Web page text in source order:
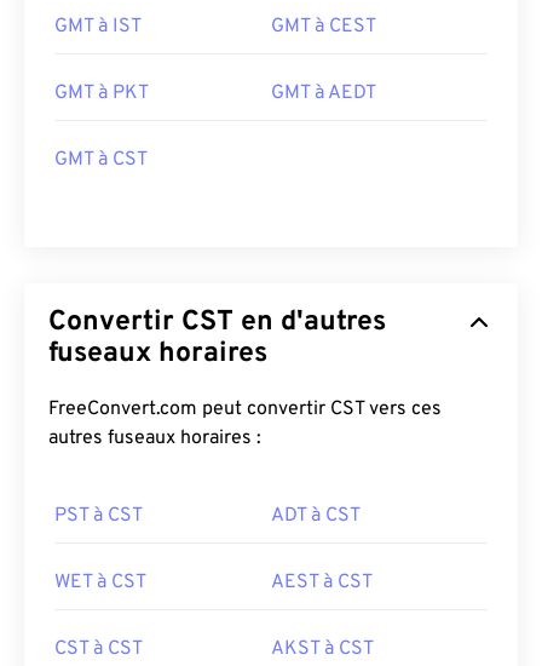
GMT à IST GMT à CEST
GMT à PKT GMT à AEDT
GMT à CST
Convertir CST en d'autres
fuseaux horaires
FreeConvert.com peut convertir CST vers ces
autres fuseaux horaires :
PST à CST ADT à CST
WET à CST AEST à CST
CST à CST AKST à CST